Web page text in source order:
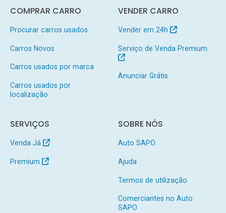
COMPRAR CARRO
Procurar carros usados
Carros Novos
Carros usados por marca
Carros usados por
localização
VENDER CARRO
Vender em 24h
Serviço de Venda Premium
Anunciar Grátis
SERVIÇOS
Venda Já
Premium
SOBRE NÓS
Auto SAPO
Ajuda
Termos de utilização
Comerciantes no Auto
SAPO